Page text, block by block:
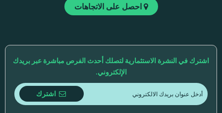
احصل على الاتجاهات
اشترك في النشرة الاستثمارية لتصلك أحدث الفرص مباشرة عبر بريدك
الإلكتروني.
اشترك